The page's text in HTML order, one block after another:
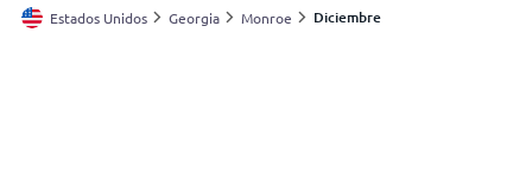
Argentina
Estados Unidos Georgia Monroe Diciembre